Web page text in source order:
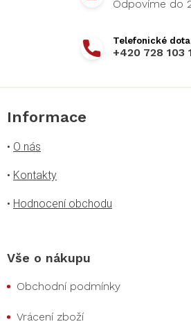
+420 728 103
Informace
• O nás
• Kontakty
• Hodnocení obchodu
Vše o nákupu
Obchodní podmínky
Vrácení zboží